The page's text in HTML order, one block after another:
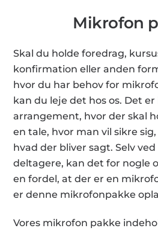
Mikrofon
Skal du holde foredrag,
konfirmation eller anden
hvor du har behov for
kan du leje det hos os. Det
arrangement, hvor der skal
en tale, hvor man vil sikre
hvad der bliver sagt. Selv
deltagere, kan det for nogle
en fordel, at der er en
er denne mikrofonpakke
Vores mikrofon pakke